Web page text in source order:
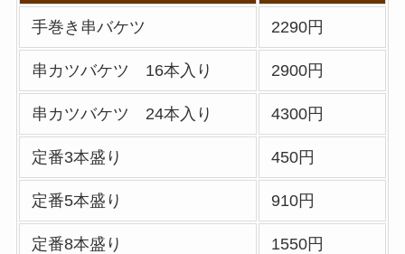
丸亀製麺のテイクア
ウト(お持ち帰り)全
メニュー一覧！おす
すめうどんも紹介
ュー一覧！出前デリ
バリーの注文方法も
手巻き串バケツ 2290円
串カツバケツ 16本入り 2900円
串カツバケツ 24本入り 4300円
定番3本盛り 450円
定番5本盛り 910円
定番8本盛り 1550円